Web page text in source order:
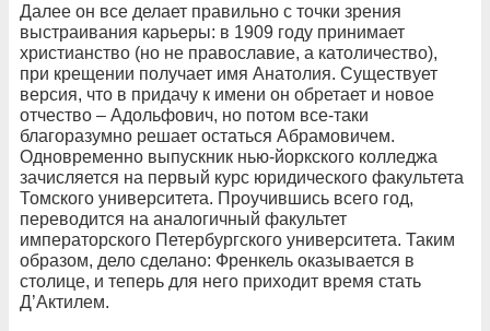
Далее он все делает правильно с точки зрения
выстраивания карьеры: в 1909 году принимает
христианство (но не православие, а католичество),
при крещении получает имя Анатолия. Существует
версия, что в придачу к имени он обретает и новое
отчество – Адольфович, но потом все-таки
благоразумно решает остаться Абрамовичем.
Одновременно выпускник нью-йоркского колледжа
зачисляется на первый курс юридического факультета
Томского университета. Проучившись всего год,
переводится на аналогичный факультет
императорского Петербургского университета. Таким
образом, дело сделано: Френкель оказывается в
столице, и теперь для него приходит время стать
Д’Актилем.